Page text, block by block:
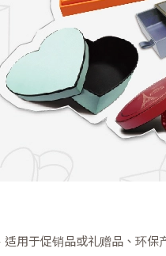
用于促销品或礼赠品、环